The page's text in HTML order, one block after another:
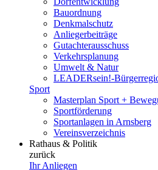
Bauordnung
Denkmalschutz
Anliegerbeiträge
Gutachterausschuss
Verkehrsplanung
Umwelt & Natur
LEADERsein!-
Sport
Masterplan Sport +
Sportförderung
Sportanlagen in Arnsberg
Vereinsverzeichnis
Rathaus & Politik
zurück
Ihr Anliegen